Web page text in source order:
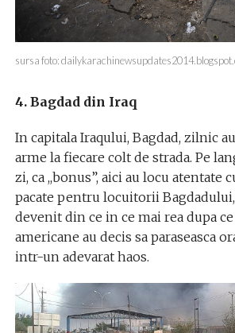
sursa foto:
4. Bagdad din Iraq
In capitala Iraqului, Bagdad, zilnic
arme la fiecare colt de strada. Pe
zi, ca ,,bonus”, aici au locu atentate
pacate pentru locuitorii
devenit din ce in ce mai rea dupa
americane au decis sa paraseasca
intr-un adevarat haos.